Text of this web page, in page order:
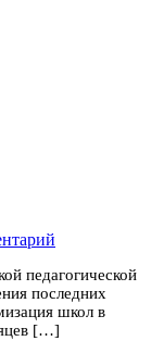
педагогической
последних
школ в
[…]